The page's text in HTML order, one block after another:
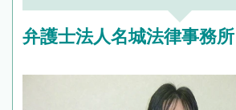
弁護士法人名城法律事務